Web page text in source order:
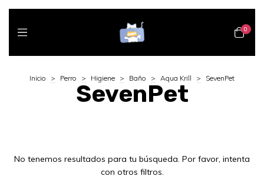
0
Inicio > Perro > Higiene > Baño > Aqua Krill > SevenPet
SevenPet
No tenemos resultados para tu búsqueda. Por favor, intenta
con otros filtros.